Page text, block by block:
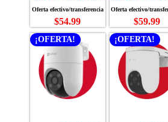
$54.99 $59.99
¡OFERTA! ¡OFERTA!